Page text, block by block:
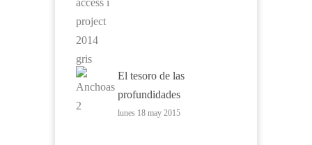
El tesoro de las
profundidades
lunes 18 may 2015